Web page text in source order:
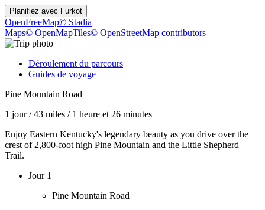
Planifiez avec Furkot
OpenFreeMap© Stadia
Maps© OpenMapTiles© OpenStreetMap contributors
Déroulement du parcours
Guides de voyage
Pine Mountain Road
1 jour/43 miles / 1 heure et 26 minutes
Enjoy Eastern Kentucky's legendary beauty as you drive over the
crest of 2,800-foot high Pine Mountain and the Little Shepherd
Trail.
Jour 1
Pine Mountain Road